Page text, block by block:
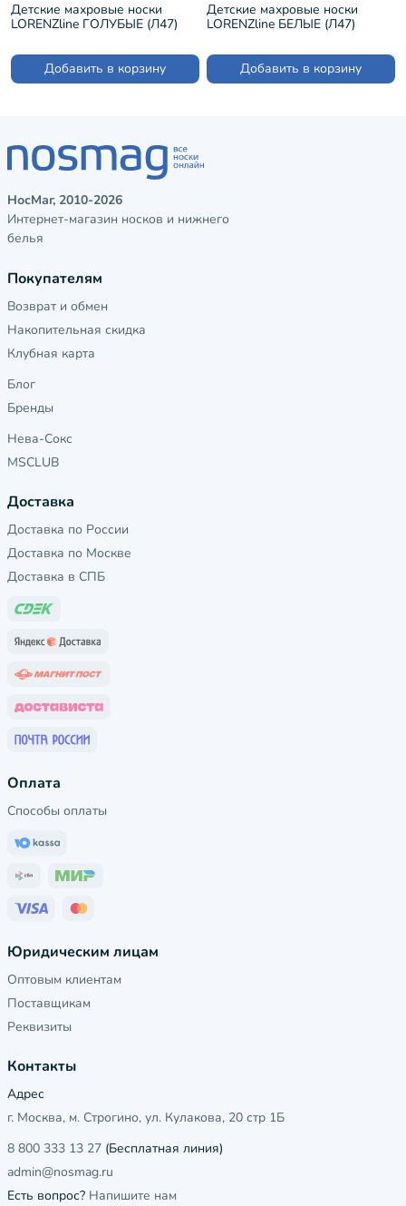
Детские махровые носки
LORENZline ГОЛУБЫЕ (Л47)
Добавить в корзину
Детские махровые носки
LORENZline БЕЛЫЕ (Л47)
Добавить в корзину
НосМаг, 2010-2026
Интернет-магазин носков и нижнего
белья
Покупателям
Возврат и обмен
Накопительная скидка
Клубная карта
Блог
Бренды
Нева-Сокс
MSCLUB
Доставка
Доставка по России
Доставка по Москве
Доставка в СПБ
Оплата
Способы оплаты
Юридическим лицам
Оптовым клиентам
Поставщикам
Реквизиты
Контакты
Адрес
г. Москва, м. Строгино, ул. Кулакова, 20 стр 1Б
8 800 333 13 27 (Бесплатная линия)
admin@nosmag.ru
Есть вопрос? Напишите нам